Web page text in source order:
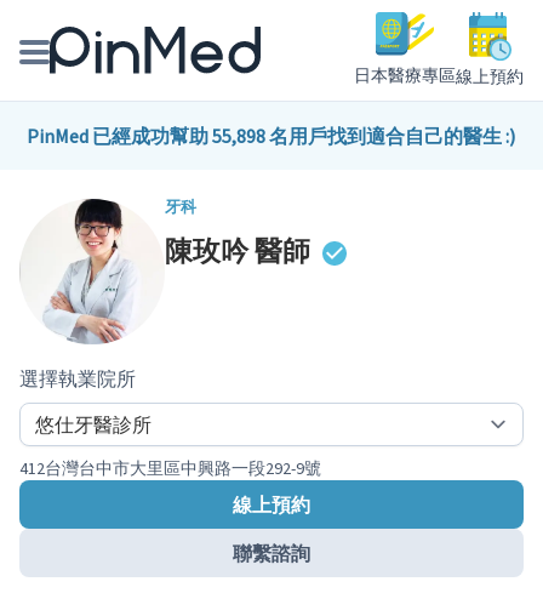
日本醫療專區線上預約
線上預約醫師、院所
醫師專欄專訪
健康主題館
PinMed 已經成功幫助 55,898 名用戶找到適合自己的醫生 :)
牙科
陳玫吟醫師
選擇執業院所
412台灣台中市大里區中興路一段292-9號
線上預約
聯繫諮詢